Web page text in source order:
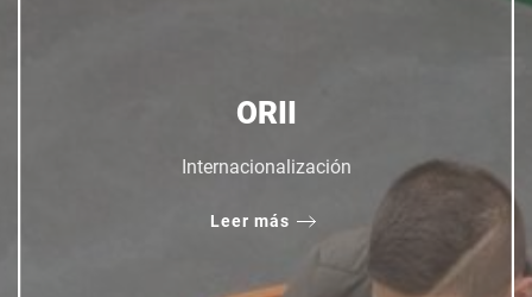
ORII
Internacionalización
Leer más